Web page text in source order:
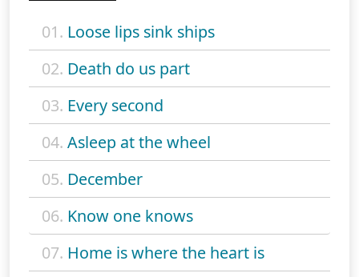
01. Loose lips sink ships
02. Death do us part
03. Every second
04. Asleep at the wheel
05. December
06. Know one knows
07. Home is where the heart is